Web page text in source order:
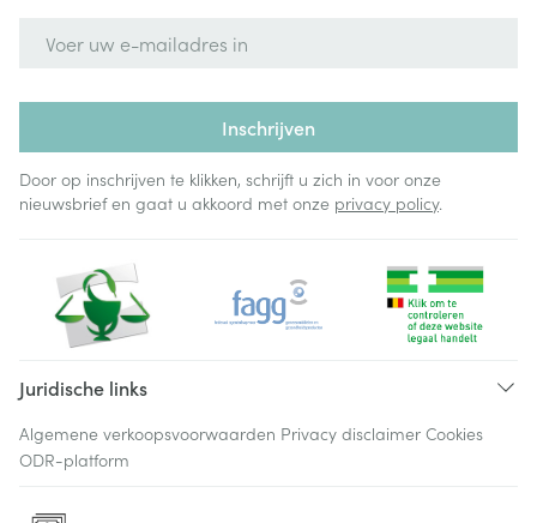
Inschrijven
Door op inschrijven te klikken, schrijft u zich in voor onze
nieuwsbrief en gaat u akkoord met onze privacy policy.
Juridische links
Algemene verkoopsvoorwaarden Privacy disclaimer Cookies
ODR-platform